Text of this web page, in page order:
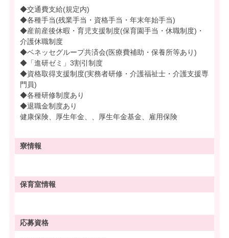
◆交通費支給(規定内)
◆各種手当(残業手当・資格手当・年末年始手当)
◆産前産後休暇・育児支援制度(保育園手当・休職制度)・
介護休職制度
◆ベネッセグループ共済会(医療費補助・保養所等あり)
◆「進研ゼミ」3割引制度
◆資格取得支援制度(実務者研修・介護福祉士・介護支援専
門員)
◆各種研修制度あり
◆退職金制度あり
健康保険、厚生年金、、厚生年金基金、雇用保険
寮情報
保育室情報
応募資格